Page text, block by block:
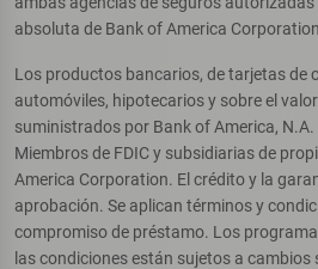
absoluta de Bank of America
Los productos bancarios, de tarjetas de
automóviles, hipotecarios y sobre el
suministrados por Bank of America,
Miembros de FDIC y subsidiarias de
America Corporation. El crédito y la
aprobación. Se aplican términos y
compromiso de préstamo. Los
las condiciones están sujetos a cambios